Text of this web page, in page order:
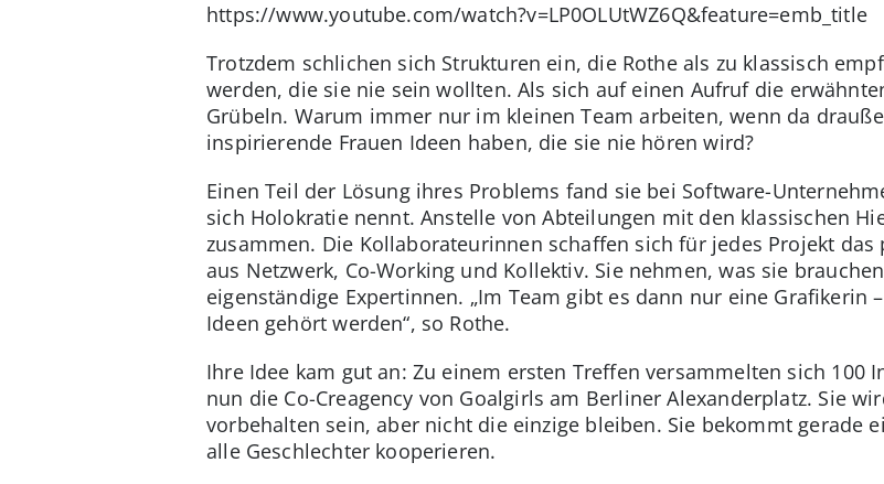
https://www.youtube.com/watch?v=LP0OLUtWZ6Q&feature=emb_title
Trotzdem schlichen sich Strukturen ein, die Rothe als zu klassisch
werden, die sie nie sein wollten. Als sich auf einen Aufruf die
Grübeln. Warum immer nur im kleinen Team arbeiten, wenn da
inspirierende Frauen Ideen haben, die sie nie hören wird?
Einen Teil der Lösung ihres Problems fand sie bei Software-
sich Holokratie nennt. Anstelle von Abteilungen mit den klassischen
zusammen. Die Kollaborateurinnen schaffen sich für jedes Projekt
aus Netzwerk, Co-Working und Kollektiv. Sie nehmen, was sie
eigenständige Expertinnen. „Im Team gibt es dann nur eine Grafikerin
Ideen gehört werden“, so Rothe.
Ihre Idee kam gut an: Zu einem ersten Treffen versammelten sich 100
nun die Co-Creagency von Goalgirls am Berliner Alexanderplatz. Sie
vorbehalten sein, aber nicht die einzige bleiben. Sie bekommt gerade
alle Geschlechter kooperieren.